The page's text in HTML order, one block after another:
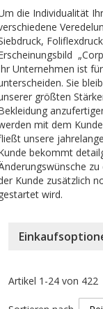
die Individualität
Unternehmen ist
Sie
größten
mit dem
unsere
bekommt
Kunde zusätzlich
wird.
Artikel 1 -24 von 422